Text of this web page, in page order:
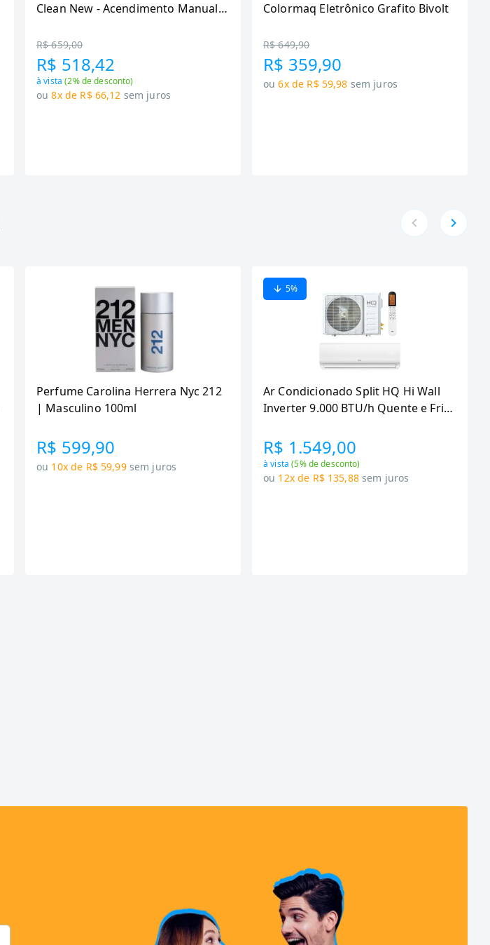
Clean New - Acendimento Manual,
R$ 659,00
R$ 518,42
à vista(2% de desconto)
ou 8x de R$ 66,12 sem juros
Colormaq Eletrônico Grafito Bivolt
R$ 649,90
R$ 359,90
ou 6x de R$ 59,98 sem juros
Perfume Carolina Herrera Nyc 212
| Masculino 100ml
R$ 599,90
ou 10x de R$ 59,99 sem juros
5%
Ar Condicionado Split HQ Hi Wall
Inverter 9.000 BTU/h Quente e Frio
VIHT9KCH3S2S23 -
R$ 1.549,00
à vista(5% de desconto)
ou 12x de R$ 135,88 sem juros